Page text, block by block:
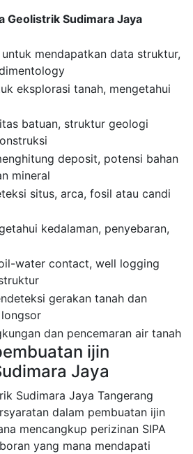
Geolistrik Sudimara Jaya
mendapatkan data struktur,
eksplorasi tanah, mengetahui
batuan, struktur geologi
deposit, potensi bahan
mineral
situs, arca, fosil atau candi
kedalaman, penyebaran,
water contact, well logging
gerakan tanah dan
dan pencemaran air tanah
ijin
Jaya
Sudimara Jaya Tangerang
dalam pembuatan ijin
mencangkup perizinan SIPA
yang mana mendapati